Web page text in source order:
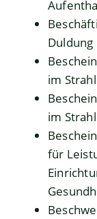
im
im
für